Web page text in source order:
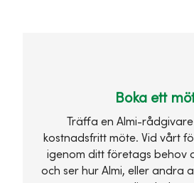
Boka ett
Träffa en Almi-
kostnadsfritt möte. Vid vårt
igenom ditt företags behov
och ser hur Almi, eller andra